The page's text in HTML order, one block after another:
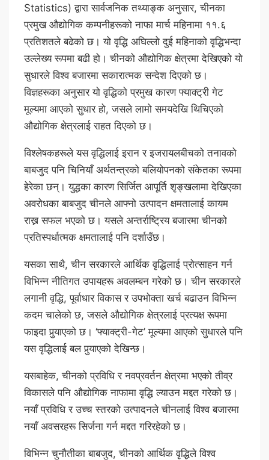
Statistics) द्वारा सार्वजनिक तथ्याङ्क अनुसार, चीनका
प्रमुख औद्योगिक कम्पनीहरूको नाफा मार्च महिनामा ११.६
प्रतिशतले बढेको छ। यो वृद्धि अघिल्लो दुई महिनाको वृद्धिभन्दा
उल्लेख्य रूपमा बढी हो। चीनको औद्योगिक क्षेत्रमा देखिएको यो
सुधारले विश्व बजारमा सकारात्मक सन्देश दिएको छ।
विज्ञहरूका अनुसार यो वृद्धिको प्रमुख कारण फ्याक्ट्री गेट
मूल्यमा आएको सुधार हो, जसले लामो समयदेखि थिचिएको
औद्योगिक क्षेत्रलाई राहत दिएको छ।
विश्लेषकहरूले यस वृद्धिलाई इरान र इजरायलबीचको तनावको
बाबजुद पनि चिनियाँ अर्थतन्त्रको बलियोपनको संकेतका रूपमा
हेरेका छन्। युद्धका कारण सिर्जित आपूर्ति शृङ्खलामा देखिएका
अवरोधका बाबजुद चीनले आफ्नो उत्पादन क्षमतालाई कायम
राख्न सफल भएको छ। यसले अन्तर्राष्ट्रिय बजारमा चीनको
प्रतिस्पर्धात्मक क्षमतालाई पनि दर्शाउँछ।
यसका साथै, चीन सरकारले आर्थिक वृद्धिलाई प्रोत्साहन गर्न
विभिन्न नीतिगत उपायहरू अवलम्बन गरेको छ। चीन सरकारले
लगानी वृद्धि, पूर्वाधार विकास र उपभोक्ता खर्च बढाउन विभिन्न
कदम चालेको छ, जसले औद्योगिक क्षेत्रलाई प्रत्यक्ष रूपमा
फाइदा पुर्‍याएको छ। ‘फ्याक्ट्री-गेट’ मूल्यमा आएको सुधारले पनि
यस वृद्धिलाई बल पुर्‍याएको देखिन्छ।
यसबाहेक, चीनको प्रविधि र नवप्रवर्तन क्षेत्रमा भएको तीव्र
विकासले पनि औद्योगिक नाफामा वृद्धि ल्याउन मद्दत गरेको छ।
नयाँ प्रविधि र उच्च स्तरको उत्पादनले चीनलाई विश्व बजारमा
नयाँ अवसरहरू सिर्जना गर्न मद्दत गरिरहेको छ।
विभिन्न चुनौतीका बाबजुद, चीनको आर्थिक वृद्धिले विश्व